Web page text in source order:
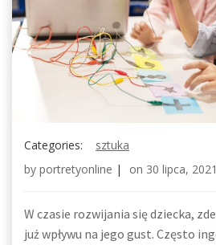
Categories:
sztuka
by portretyonline | on 30 lipca, 2021
W czasie rozwijania się dziecka,
już wpływu na jego gust. Często